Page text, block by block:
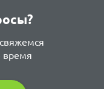
время